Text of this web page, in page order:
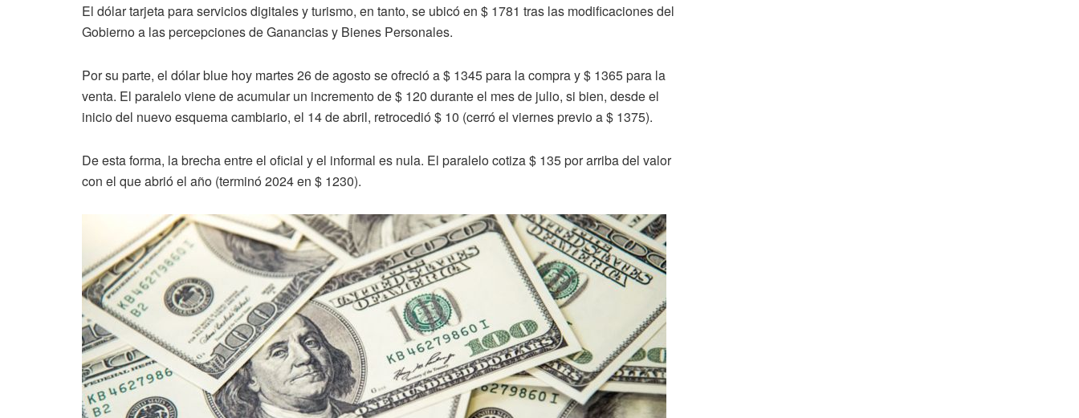
El dólar tarjeta para servicios digitales y turismo, en tanto, se ubicó en $ 1781 tras las modificaciones del
Gobierno a las percepciones de Ganancias y Bienes Personales.
Por su parte, el dólar blue hoy martes 26 de agosto se ofreció a $ 1345 para la compra y $ 1365 para la
venta. El paralelo viene de acumular un incremento de $ 120 durante el mes de julio, si bien, desde el
inicio del nuevo esquema cambiario, el 14 de abril, retrocedió $ 10 (cerró el viernes previo a $ 1375).
De esta forma, la brecha entre el oficial y el informal es nula. El paralelo cotiza $ 135 por arriba del valor
con el que abrió el año (terminó 2024 en $ 1230).